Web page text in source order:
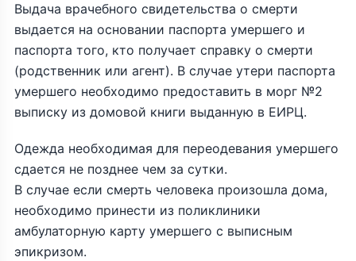
Выдача врачебного свидетельства о смерти
выдается на основании паспорта умершего и
паспорта того, кто получает справку о смерти
(родственник или агент). В случае утери паспорта
умершего необходимо предоставить в морг №2
выписку из домовой книги выданную в ЕИРЦ.
Одежда необходимая для переодевания умершего
сдается не позднее чем за сутки.
В случае если смерть человека произошла дома,
необходимо принести из поликлиники
амбулаторную карту умершего с выписным
эпикризом.